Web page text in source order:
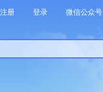
微信公众号
登录
注册